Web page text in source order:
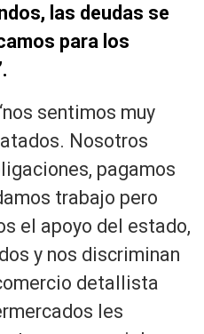
las deudas se
para los
sentimos muy
Nosotros
pagamos
trabajo pero
el apoyo del estado,
y nos discriminan
detallista
les